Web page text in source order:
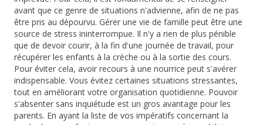
avant que ce genre de situations n'advienne, afin de ne pas
être pris au dépourvu. Gérer une vie de famille peut être une
source de stress ininterrompue. Il n'y a rien de plus pénible
que de devoir courir, à la fin d'une journée de travail, pour
récupérer les enfants à la crèche ou à la sortie des cours.
Pour éviter cela, avoir recours à une nourrice peut s'avérer
indispensable. Vous évitez certaines situations stressantes,
tout en améliorant votre organisation quotidienne. Pouvoir
s'absenter sans inquiétude est un gros avantage pour les
parents. En ayant la liste de vos impératifs concernant la